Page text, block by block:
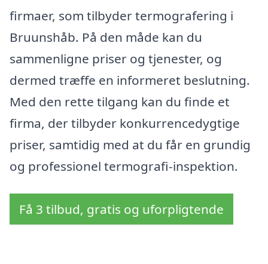
firmaer, som tilbyder termografering i
Bruunshåb. På den måde kan du
sammenligne priser og tjenester, og
dermed træffe en informeret beslutning.
Med den rette tilgang kan du finde et
firma, der tilbyder konkurrencedygtige
priser, samtidig med at du får en grundig
og professionel termografi-inspektion.
Få 3 tilbud, gratis og uforpligtende